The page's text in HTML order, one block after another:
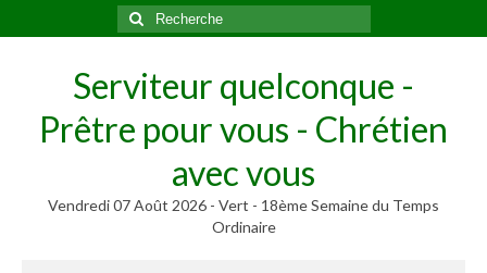
Rechercher
:
Serviteur quelconque -
Prêtre pour vous - Chrétien
avec vous
Vendredi 07 Août 2026 - Vert - 18ème Semaine du Temps
Ordinaire